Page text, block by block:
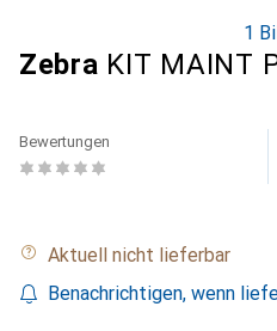
1
Zebra KIT MAINT
Bewertungen
Aktuell nicht lieferbar
Benachrichtigen, wenn